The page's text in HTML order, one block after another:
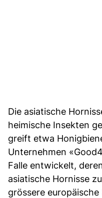
Die asiatische
heimische Insekten
greift etwa
Unternehmen
Falle entwickelt,
asiatische Hornisse
grössere